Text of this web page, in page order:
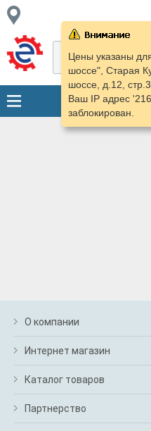
Цены указаны
шоссе", Старая
шоссе, д.12, стр.3.
Ваш IP адрес
заблокирован.
О компании
Интернет магазин
Каталог товаров
Партнерство